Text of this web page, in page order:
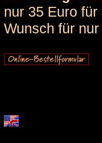
nur 35 Euro
Wunsch für